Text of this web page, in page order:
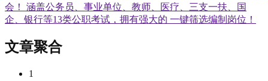
会！ 涵盖公务员、事业单位、教师、医疗、三支一扶、国
企、银行等13类公职考试，拥有强大的 一键筛选编制岗位！
文章聚合
1